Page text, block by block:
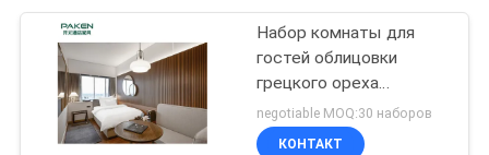
Набор комнаты для
гостей облицовки
грецкого ореха
небольшой
negotiable MOQ:30 наборов
КОНТАКТ